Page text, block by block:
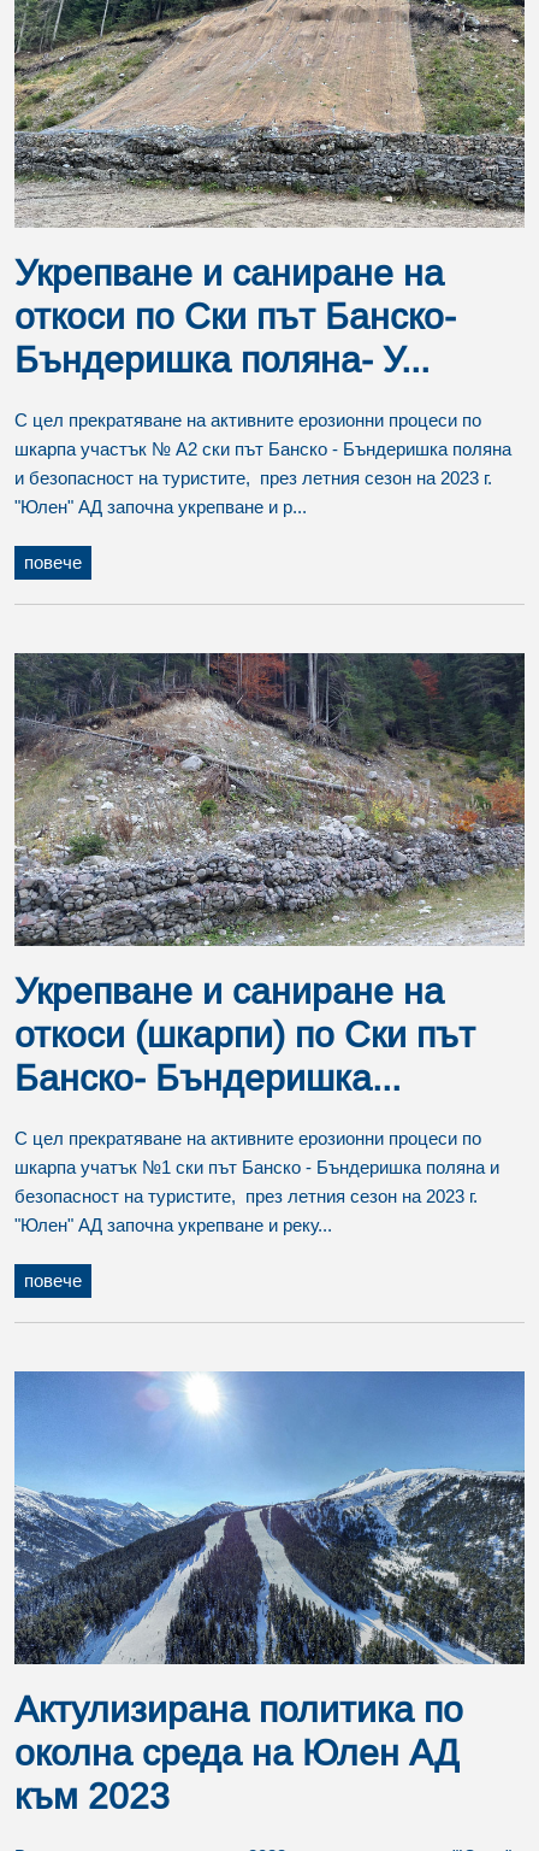
Укрепване и саниране на
откоси по Ски път Банско-
Бъндеришка поляна- У...
С цел прекратяване на активните ерозионни процеси по
шкарпа участък № А2 ски път Банско - Бъндеришка поляна
и безопасност на туристите, през летния сезон на 2023 г.
"Юлен" АД започна укрепване и р...
повече
Укрепване и саниране на
откоси (шкарпи) по Ски път
Банско- Бъндеришка...
С цел прекратяване на активните ерозионни процеси по
шкарпа учатък №1 ски път Банско - Бъндеришка поляна и
безопасност на туристите, през летния сезон на 2023 г.
"Юлен" АД започна укрепване и реку...
повече
Актулизирана политика по
околна среда на Юлен АД
към 2023